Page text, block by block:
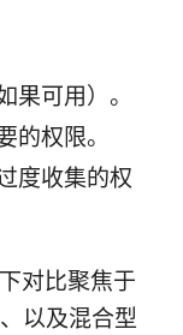
果可用）。
的权限。
度收集的权
对比聚焦于
以及混合型